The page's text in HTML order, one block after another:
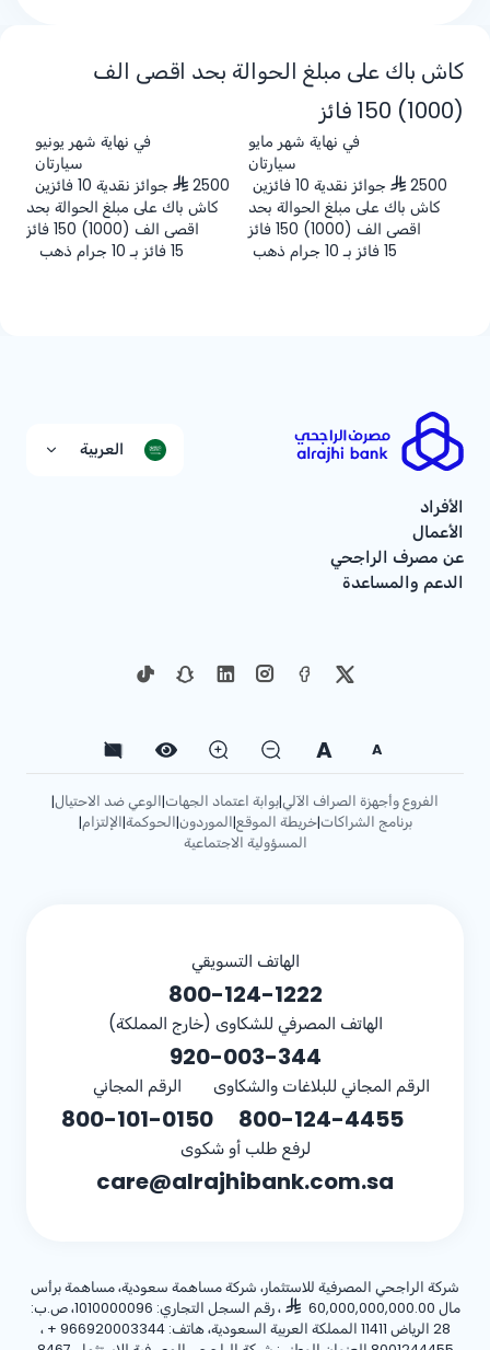
كاش باك على مبلغ الحوالة بحد اقصى الف
(1000) 150 فائز
في نهاية شهر مايو
في نهاية شهر يونيو
سيارتان
سيارتان
2500
جوائز نقدية 10 فائزين 2500
جوائز نقدية 10 فائزين
كاش باك على مبلغ الحوالة بحد
اقصى الف (1000) 150 فائز
كاش باك على مبلغ الحوالة بحد
اقصى الف (1000) 150 فائز
15 فائز بـ 10 جرام ذهب
15 فائز بـ 10 جرام ذهب
العربية
الأفراد
الأعمال
عن مصرف الراجحي
الدعم والمساعدة
A
A
الفروع وأجهزة الصراف الآلي|بوابة اعتماد الجهات|الوعي ضد الاحتيال|
برنامج الشراكات|خريطة الموقع|الموردون|الحوكمة|الإلتزام|
المسؤولية الاجتماعية
الهاتف التسويقي
800-124-1222
الهاتف المصرفي للشكاوى (خارج المملكة)
920-003-344
الرقم المجاني للبلاغات والشكاوى
800-124-4455
الرقم المجاني
800-101-0150
لرفع طلب أو شكوى
care@alrajhibank.com.sa
شركة الراجحي المصرفية للاستثمار، شركة مساهمة سعودية، مساهمة برأس
مال 60,000,000,000.00
، رقم السجل التجاري: 1010000096، ص.ب:
28 الرياض 11411 المملكة العربية السعودية، هاتف:
+ 966920003344 ،